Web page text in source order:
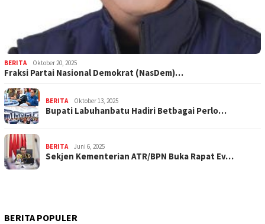
BERITA Oktober 20, 2025
Fraksi Partai Nasional Demokrat (NasDem)…
BERITA Oktober 13, 2025
Bupati Labuhanbatu Hadiri Betbagai Perlo…
BERITA Juni 6, 2025
Sekjen Kementerian ATR/BPN Buka Rapat Ev…
BERITA POPULER